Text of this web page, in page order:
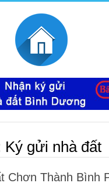
Ký gửi nhà đất
Chơn Thành Bình